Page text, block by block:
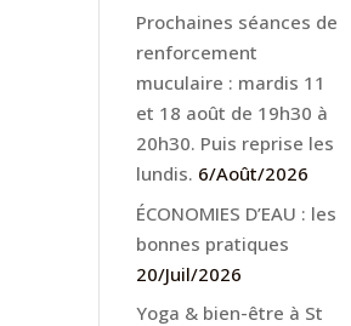
Prochaines séances de
renforcement
muculaire : mardis 11
et 18 août de 19h30 à
20h30. Puis reprise les
lundis. 6/Août/2026
ÉCONOMIES D’EAU : les
bonnes pratiques
20/Juil/2026
Yoga & bien-être à St